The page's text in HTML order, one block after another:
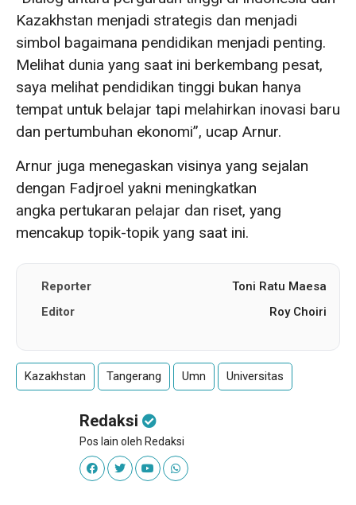
Kazakhstan menjadi strategis dan menjadi
simbol bagaimana pendidikan menjadi penting.
Melihat dunia yang saat ini berkembang pesat,
saya melihat pendidikan tinggi bukan hanya
tempat untuk belajar tapi melahirkan inovasi baru
dan pertumbuhan ekonomi”, ucap Arnur.
Arnur juga menegaskan visinya yang sejalan
dengan Fadjroel yakni meningkatkan
angka pertukaran pelajar dan riset, yang
mencakup topik-topik yang saat ini.
Reporter
Toni Ratu Maesa
Editor
Roy Choiri
Kazakhstan Tangerang Umn Universitas
Redaksi
Pos lain oleh Redaksi